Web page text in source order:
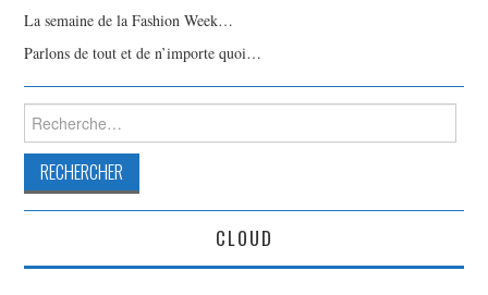
La semaine de la Fashion Week…
Parlons de tout et de n’importe quoi…
Rechercher :
CLOUD